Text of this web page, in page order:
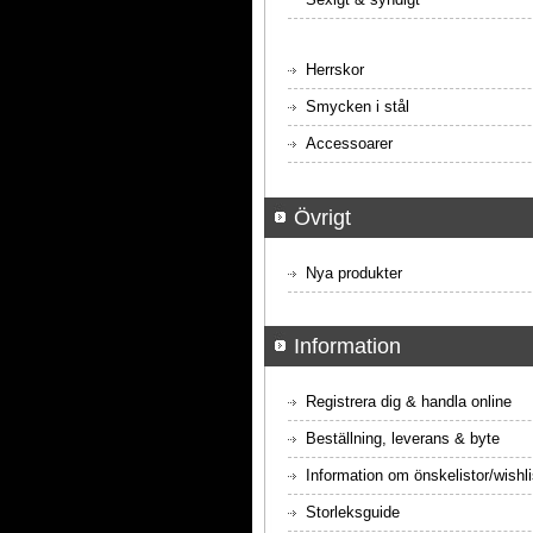
Herrskor
Smycken i stål
Accessoarer
Övrigt
Nya produkter
Information
Registrera dig & handla online
Beställning, leverans & byte
Information om önskelistor/
Storleksguide